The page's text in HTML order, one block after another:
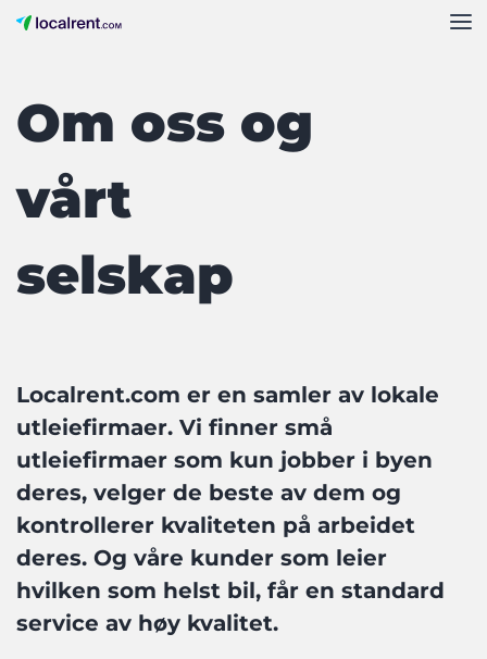
Om oss og
vårt
selskap
Localrent.com er en samler av lokale
utleiefirmaer. Vi finner små
utleiefirmaer som kun jobber i byen
deres, velger de beste av dem og
kontrollerer kvaliteten på arbeidet
deres. Og våre kunder som leier
hvilken som helst bil, får en standard
service av høy kvalitet.